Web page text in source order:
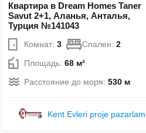
Квартира в Dream Homes Taner
Savut 2+1, Аланья, Анталья,
Турция №141043
Комнат: 3 Спален: 2
Площадь: 68 м²
Расстояние до моря: 530 м
Kent Evleri proje